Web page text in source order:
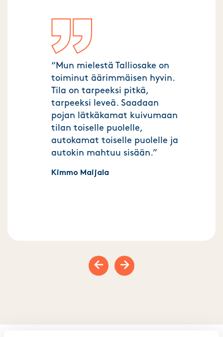
“Mun mielestä Talliosake on
toiminut äärimmäisen hyvin.
Tila on tarpeeksi pitkä,
tarpeeksi leveä. Saadaan
pojan lätkäkamat kuivumaan
tilan toiselle puolelle,
autokamat toiselle puolelle ja
autokin mahtuu sisään.”
Kimmo Maijala
Previous slide
Next slide